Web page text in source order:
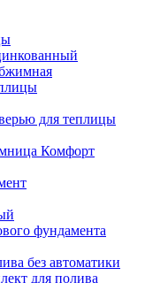
для теплицы
Комфорт
фундамента
без автоматики
для полива